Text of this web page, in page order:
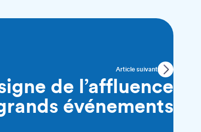
Article suivant
de l’affluence
événements